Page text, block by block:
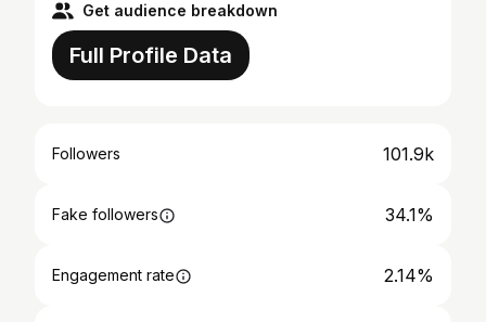
Get audience breakdown
Full Profile Data
Followers 101.9k
Fake followers 34.1%
Engagement rate 2.14%